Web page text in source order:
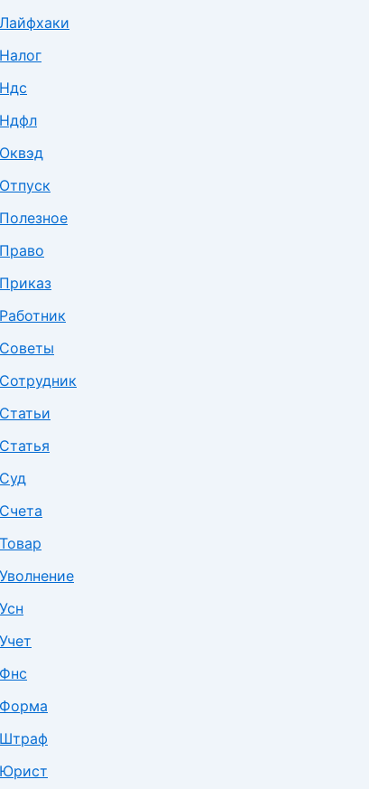
Лайфхаки
Налог
Ндс
Ндфл
Оквэд
Отпуск
Полезное
Право
Приказ
Работник
Советы
Сотрудник
Статьи
Статья
Суд
Счета
Товар
Уволнение
Усн
Учет
Фнс
Форма
Штраф
Юрист